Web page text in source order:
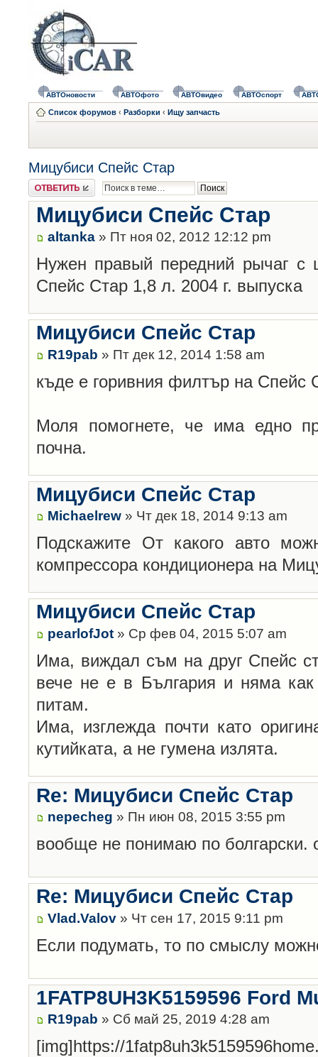
АВТОновости АВТОфото АВТОвидео АВТОспорт
Список форумов ‹ Разборки ‹ Ищу запчасть
Мицубиси Спейс Стар
Ответить
Мицубиси Спейс Стар
altanka » Пт ноя 02, 2012 12:12 pm
Нужен правый передний рычаг
Спейс Стар 1,8 л. 2004 г. выпуска
Мицубиси Спейс Стар
R19pab » Пт дек 12, 2014 1:58 am
къде е горивния филтър на Спейс
Моля помогнете, че има едно
почна.
Мицубиси Спейс Стар
Michaelrew » Чт дек 18, 2014 9:13 am
Подскажите От какого авто
компрессора кондиционера на
Мицубиси Спейс Стар
pearlofJot » Ср фев 04, 2015 5:07 am
Има, виждал съм на друг Спейс
вече не е в България и няма
питам.
Има, изглежда почти като
кутийката, а не гумена излята.
Re: Мицубиси Спейс Стар
nepecheg » Пн июн 08, 2015 3:55 pm
вообще не понимаю по болгарски.
Re: Мицубиси Спейс Стар
Vlad.Valov » Чт сен 17, 2015 9:11 pm
Если подумать, то по смыслу
1FATP8UH3K5159596 Ford
R19pab » Сб май 25, 2019 4:28 am
[img]https://